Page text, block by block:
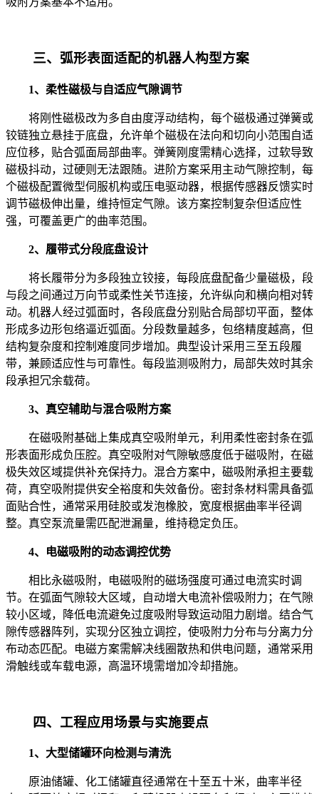
三、弧形表面适配的机器人构型方案
1、柔性磁极与自适应气隙调节
将刚性磁极改为多自由度浮动结构，每个磁极通过弹簧或
铰链独立悬挂于底盘，允许单个磁极在法向和切向小范围自适
应位移，贴合弧面局部曲率。弹簧刚度需精心选择，过软导致
磁极抖动，过硬则无法跟随。进阶方案采用主动气隙控制，每
个磁极配置微型伺服机构或压电驱动器，根据传感器反馈实时
调节磁极伸出量，维持恒定气隙。该方案控制复杂但适应性
强，可覆盖更广的曲率范围。
2、履带式分段底盘设计
将长履带分为多段独立铰接，每段底盘配备少量磁极，段
与段之间通过万向节或柔性关节连接，允许纵向和横向相对转
动。机器人经过弧面时，各段底盘分别贴合局部切平面，整体
形成多边形包络逼近弧面。分段数量越多，包络精度越高，但
结构复杂度和控制难度同步增加。典型设计采用三至五段履
带，兼顾适应性与可靠性。每段监测吸附力，局部失效时其余
段承担冗余载荷。
3、真空辅助与混合吸附方案
在磁吸附基础上集成真空吸附单元，利用柔性密封条在弧
形表面形成负压腔。真空吸附对气隙敏感度低于磁吸附，在磁
极失效区域提供补充保持力。混合方案中，磁吸附承担主要载
荷，真空吸附提供安全裕度和失效备份。密封条材料需具备弧
面贴合性，通常采用硅胶或发泡橡胶，宽度根据曲率半径调
整。真空泵流量需匹配泄漏量，维持稳定负压。
4、电磁吸附的动态调控优势
相比永磁吸附，电磁吸附的磁场强度可通过电流实时调
节。在弧面气隙较大区域，自动增大电流补偿吸附力；在气隙
较小区域，降低电流避免过度吸附导致运动阻力剧增。结合气
隙传感器阵列，实现分区独立调控，使吸附力分布与分离力分
布动态匹配。电磁方案需解决线圈散热和供电问题，通常采用
滑触线或车载电源，高温环境需增加冷却措施。
四、工程应用场景与实施要点
1、大型储罐环向检测与清洗
原油储罐、化工储罐直径通常在十至五十米，曲率半径